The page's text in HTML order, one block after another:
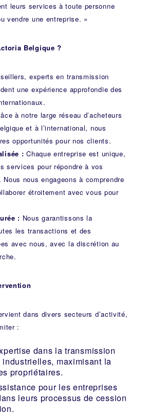
leurs services à toute personne
vendre une entreprise. »
Belgique ?
experts en transmission
une expérience approfondie des
à notre large réseau d’acheteurs
et à l’international, nous
opportunités pour nos clients.
: Chaque entreprise est unique,
services pour répondre à vos
nous engageons à comprendre
étroitement avec vous pour
: Nous garantissons la
les transactions et des
avec nous, avec la discrétion au
dans divers secteurs d’activité,
:
dans la transmission
industrielles, maximisant la
propriétaires.
pour les entreprises
leurs processus de cession